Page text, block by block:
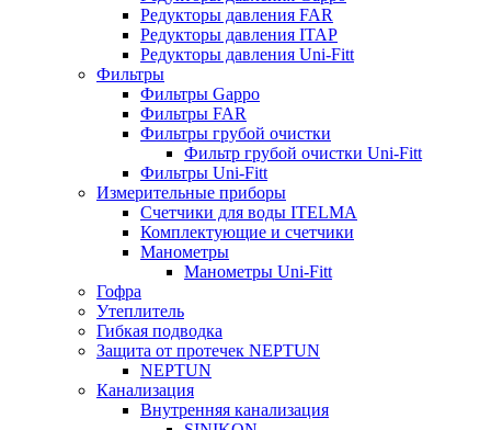
Редукторы давления FAR
Редукторы давления ITAP
Редукторы давления Uni-Fitt
Фильтры
Фильтры Gappo
Фильтры FAR
Фильтры грубой очистки
Фильтр грубой очистки Uni-Fitt
Фильтры Uni-Fitt
Измерительные приборы
Счетчики для воды ITELMA
Комплектующие и счетчики
Манометры
Манометры Uni-Fitt
Гофра
Утеплитель
Гибкая подводка
Защита от протечек NEPTUN
NEPTUN
Канализация
Внутренняя канализация